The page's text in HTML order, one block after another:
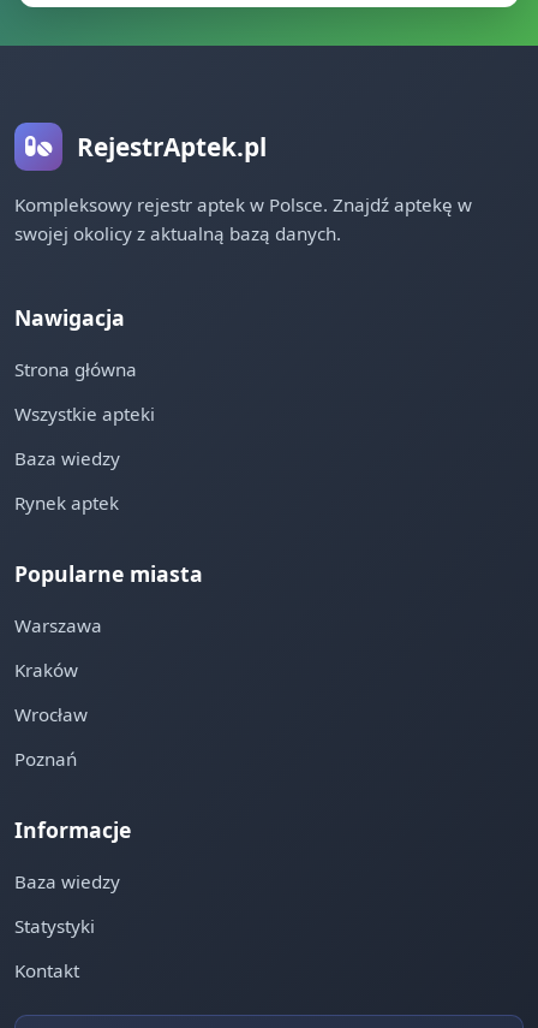
RejestrAptek.pl
Kompleksowy rejestr aptek w Polsce. Znajdź aptekę w
swojej okolicy z aktualną bazą danych.
Nawigacja
Strona główna
Wszystkie apteki
Baza wiedzy
Rynek aptek
Popularne miasta
Warszawa
Kraków
Wrocław
Poznań
Informacje
Baza wiedzy
Statystyki
Kontakt